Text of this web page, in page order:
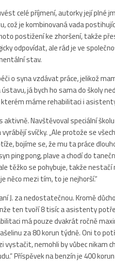
celé příjmení, autorky její plné
což je kombinovaná vada
postižení ke zhoršení, takže
odpovídat, ale rád je ve
stav.
o syna vzdávat práce, jelikož
já bych ho sama do školy
máme rehabilitaci i
Navštěvoval speciální
svíčky. „Ale protože se
bojíme se, že mu ta práce
ping pong, plave a chodí do
těžko se pohybuje, takže
něco mezi tím, to je nejhorší.“
J. za nedostatečnou. Kromě
ten tvoří 8 tisíc a asistenty
má pouze dvakrát ročně
za 80 korun týdně. Oni to
vystačit, nemohli by vůbec
Příspěvek na benzín je 400